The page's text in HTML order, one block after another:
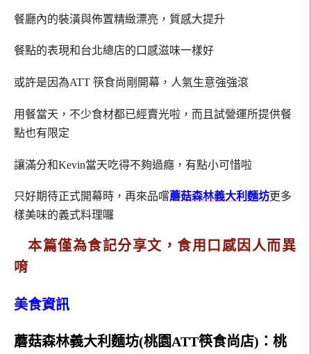
餐廳內的裝潢與佈置精緻漂亮，質感大提升
餐點的表現和台北總店的口感滋味一樣好
或許是因為ATT 筷食尚剛開幕，人氣生意強強滾
用餐當天，不少食材都已經賣光啦，而且試營運所提供餐
點也有限定
讓滿分和Kevin當天吃得不夠過癮，有點小可惜啦
只好期待正式開幕時，再來品嚐蘑菇森林義大利麵坊更多
樣美味的義式料理囉
本篇僅為食記分享文，食用口感因人而異
唷
美食資訊
蘑菇森林義大利麵坊(桃園ATT筷食尚店)：桃